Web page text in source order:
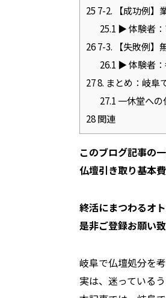
25 7-2. 【成功例】
25.1 ▶ 体験者：
267-3. 【失敗例】
26.1 ▶ 体験者：
278. まとめ：岐阜
27.1 一休堂への
28関連
このブログ記事の
仏壇引き取り基本
終活にまつわるオ
是非ご登録お願い
岐阜で仏壇処分を
実は、迷っている